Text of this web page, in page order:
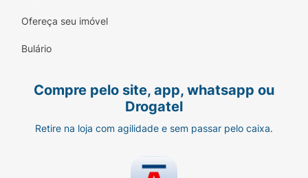
Ofereça seu imóvel
Bulário
Compre pelo site, app, whatsapp ou
Drogatel
Retire na loja com agilidade e sem passar pelo caixa.